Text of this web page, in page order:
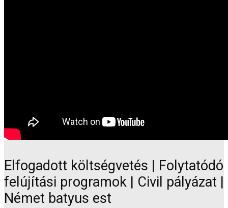
Elfogadott költségvetés | Folytatódó
felújítási programok | Civil pályázat |
Német batyus est